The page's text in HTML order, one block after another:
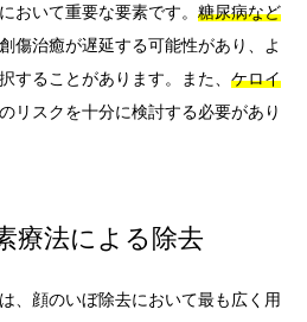
おいて重要な要素です。 糖尿病など
傷治癒が遅延する可能性があり、よ
することがあります。また、 ケロイ
リスクを十分に検討する必要があり
療法による除去
は、顔のいぼ除去において最も広く用